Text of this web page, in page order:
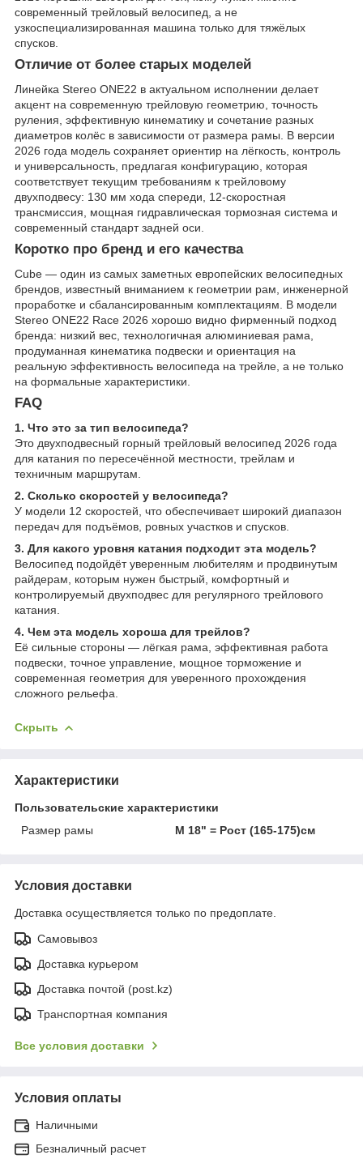
современный трейловый велосипед, а не
узкоспециализированная машина только для тяжёлых
спусков.
Отличие от более старых моделей
Линейка Stereo ONE22 в актуальном исполнении делает
акцент на современную трейловую геометрию, точность
руления, эффективную кинематику и сочетание разных
диаметров колёс в зависимости от размера рамы. В версии
2026 года модель сохраняет ориентир на лёгкость, контроль
и универсальность, предлагая конфигурацию, которая
соответствует текущим требованиям к трейловому
двухподвесу: 130 мм хода спереди, 12-скоростная
трансмиссия, мощная гидравлическая тормозная система и
современный стандарт задней оси.
Коротко про бренд и его качества
Cube — один из самых заметных европейских велосипедных
брендов, известный вниманием к геометрии рам, инженерной
проработке и сбалансированным комплектациям. В модели
Stereo ONE22 Race 2026 хорошо видно фирменный подход
бренда: низкий вес, технологичная алюминиевая рама,
продуманная кинематика подвески и ориентация на
реальную эффективность велосипеда на трейле, а не только
на формальные характеристики.
FAQ
1. Что это за тип велосипеда?
Это двухподвесный горный трейловый велосипед 2026 года
для катания по пересечённой местности, трейлам и
техничным маршрутам.
2. Сколько скоростей у велосипеда?
У модели 12 скоростей, что обеспечивает широкий диапазон
передач для подъёмов, ровных участков и спусков.
3. Для какого уровня катания подходит эта модель?
Велосипед подойдёт уверенным любителям и продвинутым
райдерам, которым нужен быстрый, комфортный и
контролируемый двухподвес для регулярного трейлового
катания.
4. Чем эта модель хороша для трейлов?
Её сильные стороны — лёгкая рама, эффективная работа
подвески, точное управление, мощное торможение и
современная геометрия для уверенного прохождения
сложного рельефа.
Скрыть
Характеристики
Пользовательские характеристики
Размер рамы
M 18" = Рост (165-175)см
Условия доставки
Доставка осуществляется только по предоплате.
Самовывоз
Доставка курьером
Доставка почтой (post.kz)
Транспортная компания
Все условия доставки
Условия оплаты
Наличными
Безналичный расчет